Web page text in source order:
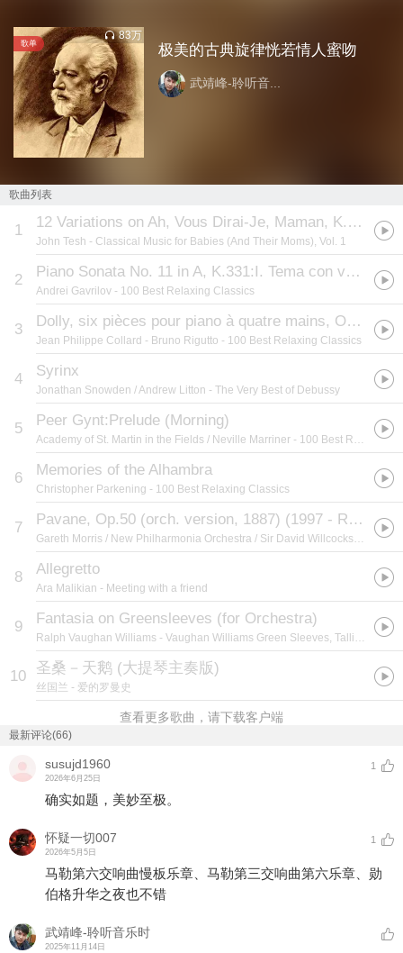
歌单
83万
极美的古典旋律恍若情人蜜吻
武靖峰-聆听音...
歌曲列表
1 12 Variations on Ah, Vous Dirai-Je, Maman, K. 265 Twinkle,
John Tesh - Classical Music for Babies (And Their Moms), Vol. 1
2 Piano Sonata No. 11 in A, K.331:I. Tema con variazoni
Andrei Gavrilov - 100 Best Relaxing Classics
3 Dolly, six pièces pour piano à quatre mains, Op.56:I Berceuse
Jean Philippe Collard - Bruno Rigutto - 100 Best Relaxing Classics
4 Syrinx
Jonathan Snowden / Andrew Litton - The Very Best of Debussy
5 Peer Gynt:Prelude (Morning)
Academy of St. Martin in the Fields / Neville Marriner - 100 Best Relaxing Classics
6 Memories of the Alhambra
Christopher Parkening - 100 Best Relaxing Classics
7 Pavane, Op.50 (orch. version, 1887) (1997 - Remaster)
Gareth Morris / New Philharmonia Orchestra / Sir David Willcocks
- 100
8 Allegretto
Ara Malikian - Meeting with a friend
9 Fantasia on Greensleeves (for Orchestra)
Ralph Vaughan Williams - Vaughan Williams Green Sleeves, Tallis Fantasia Neville Marriner
10 圣桑－天鹅 (大提琴主奏版)
丝国兰 - 爱的罗曼史
查看更多歌曲，请下载客户端
最新评论(66)
susujd1960
2026年6月25日
1
确实如题，美妙至极。
怀疑一切007
2026年5月5日
1
马勒第六交响曲慢板乐章、马勒第三交响曲第六乐章、勋
伯格升华之夜也不错
武靖峰-聆听音乐时
2025年11月14日